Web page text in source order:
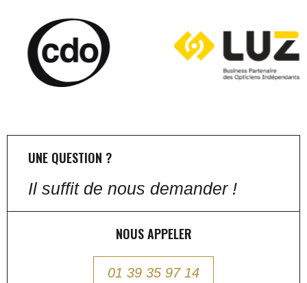
UNE QUESTION ?
Il suffit de nous demander !
NOUS APPELER
01 39 35 97 14